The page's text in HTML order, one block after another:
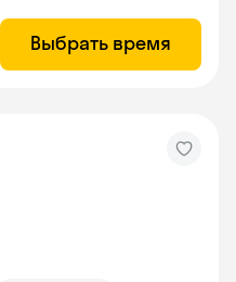
Выбрать время